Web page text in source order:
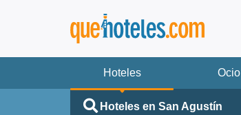
Hoteles Ocio
Hoteles en San Agustín